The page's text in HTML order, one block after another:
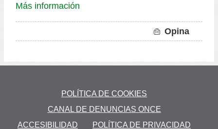
Más información
Opina
POLÍTICA DE COOKIES
CANAL DE DENUNCIAS ONCE
ACCESIBILIDAD
POLÍTICA DE PRIVACIDAD